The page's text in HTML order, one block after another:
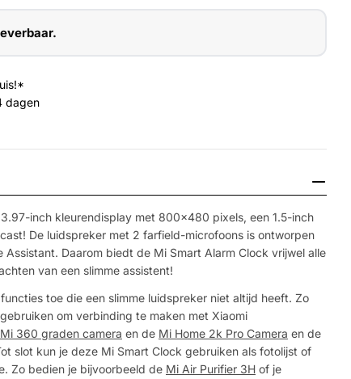
Media 2 openen
dagen
inch kleurendisplay met 800x480 pixels, een 1.5-inch
De luidspreker met 2 farfield-microfoons is ontworpen
Assistant. Daarom biedt de Mi Smart Alarm Clock vrijwel alle
van een slimme assistent!
toe die een slimme luidspreker niet altijd heeft. Zo
om verbinding te maken met Xiaomi
360 graden camera en de Mi Home 2k Pro Camera en de
slot kun je deze Mi Smart Clock gebruiken als fotolijst of
Zo bedien je bijvoorbeeld de Mi Air Purifier 3H of je